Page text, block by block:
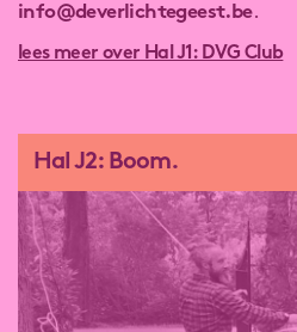
info@deverlichtegeest.be.
lees meer over Hal J1: DVG Club
Hal J2: Boom.